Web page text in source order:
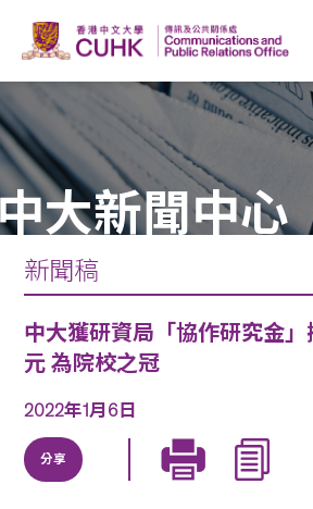
大新聞中心
新聞稿
中大獲研資局「協作研究金
元 為院校之冠
2022年1月6日
分享